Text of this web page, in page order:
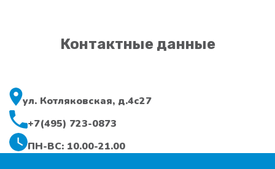
Контактные данные
ул. Котляковская, д.4с27
+7(495) 723-0873
ПН-ВС: 10.00-21.00